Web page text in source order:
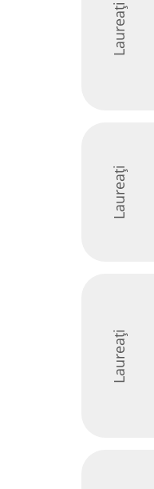
Laureați
Laureați
Laureați